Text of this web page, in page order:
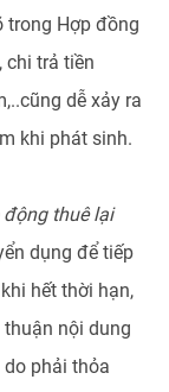
trong Hợp đồng
chi trả tiền
dễ xảy ra
khi phát sinh.
thuê lại
dụng để tiếp
hết thời hạn,
nội dung
do phải thỏa